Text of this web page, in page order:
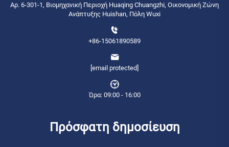
Αρ. 6-301-1, Βιομηχανική Περιοχή Huaqing Chuangzhi, Οικονομική Ζώνη
Ανάπτυξης Huishan, Πόλη Wuxi
+86-15061890589
[email protected]
Ώρα: 09:00 - 16:00
Πρόσφατη δημοσίευση